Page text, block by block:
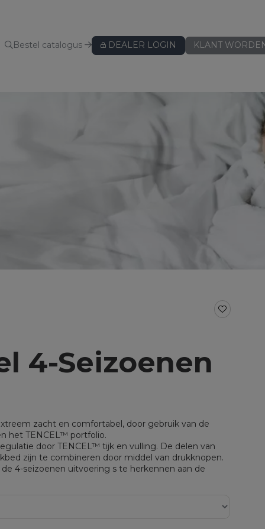
Bestel catalogus DEALER LOGIN KLANT
voor split
voor topper
Hoeslakens - speciaal voor topper
Werkdoekjes
4-Seizoenen
zacht en comfortabel, door gebruik van de
het TENCEL™ portfolio.
door TENCEL™ tijk en vulling. De delen van
zijn te combineren door middel van drukknopen.
4-seizoenen uitvoering s te herkennen aan de